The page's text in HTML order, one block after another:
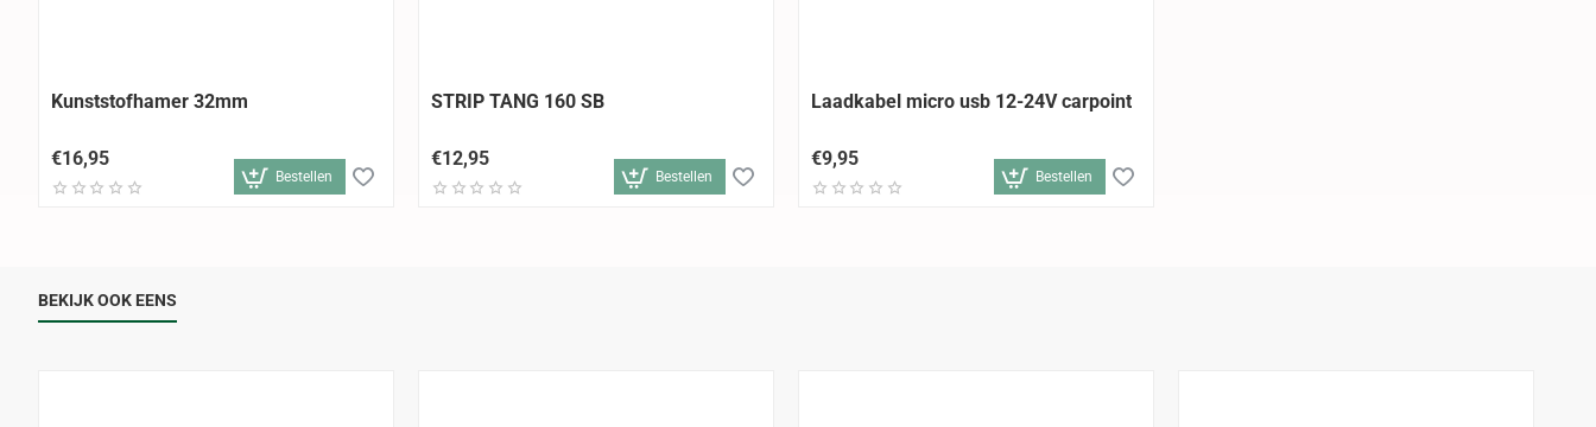
Kunststofhamer 32mm
€16,95
Bestellen
STRIP TANG 160 SB
€12,95
Bestellen
Laadkabel micro usb 12-24V carpoint
€9,95
Bestellen
BEKIJK OOK EENS